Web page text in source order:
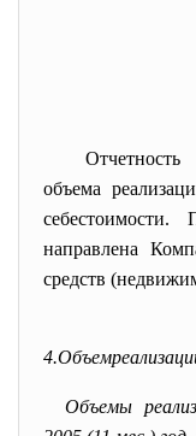
Отчетность
объема
направлена
средств
Объемы